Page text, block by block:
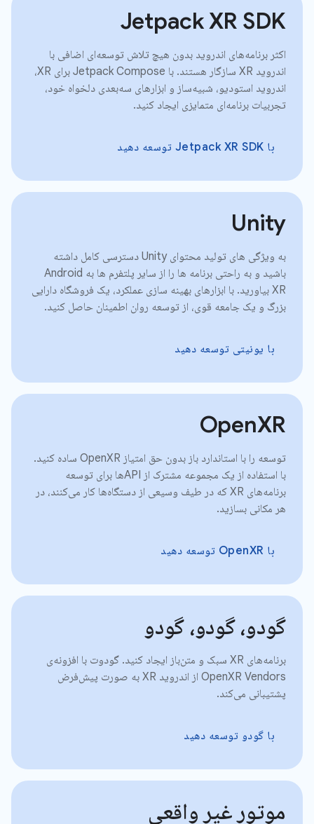
Jetpack XR SDK
اکثر برنامه‌های اندروید بدون هیچ تلاش توسعه‌ای اضافی با
اندروید XR سازگار هستند. با Jetpack Compose برای XR،
اندروید استودیو، شبیه‌ساز و ابزارهای سه‌بعدی دلخواه خود،
تجربیات برنامه‌ای متمایزی ایجاد کنید.
با Jetpack XR SDK توسعه دهید
Unity
به ویژگی های تولید محتوای Unity دسترسی کامل داشته
باشید و به راحتی برنامه ها را از سایر پلتفرم ها به Android
XR بیاورید. با ابزارهای بهینه سازی عملکرد، یک فروشگاه دارایی
بزرگ و یک جامعه قوی، از توسعه روان اطمینان حاصل کنید.
با یونیتی توسعه دهید
OpenXR
توسعه را با استاندارد باز بدون حق امتیاز OpenXR ساده کنید.
با استفاده از یک مجموعه مشترک از APIها برای توسعه
برنامه‌های XR که در طیف وسیعی از دستگاه‌ها کار می‌کنند، در
هر مکانی بسازید.
با OpenXR توسعه دهید
گودو، گودو، گودو
برنامه‌های XR سبک و متن‌باز ایجاد کنید. گودوت با افزونه‌ی
OpenXR Vendors از اندروید XR به صورت پیش‌فرض
پشتیبانی می‌کند.
با گودو توسعه دهید
موتور غیر واقعی